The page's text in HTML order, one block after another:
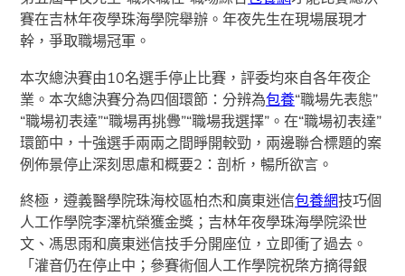
賽在吉林年夜學珠海學院舉辦。年夜先生在現場展現才
幹，爭取職場冠軍。
本次總決賽由10名選手停止比賽，評委均來自各年夜企
業。本次總決賽分為四個環節：分辨為包養“職場先表態”
“職場初表達”“職場再挑釁”“職場我選擇”。在“職場初表達”
環節中，十強選手兩兩之間睜開較勁，兩邊聯合標題的案
例佈景停止深刻思慮和概要2：剖析，暢所欲言。
終極，遵義醫學院珠海校區柏杰和廣東迷信包養網技巧個
人工作學院李澤杭榮獲金獎；吉林年夜學珠海學院梁世
文、馮思雨和廣東迷信技手分開座位，立即衝了過去。
「灌音仍在停止中；參賽術個人工作學院祝棨方摘得銀